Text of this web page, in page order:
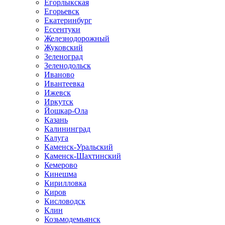
Егорлыкская
Егорьевск
Екатеринбург
Ессентуки
Железнодорожный
Жуковский
Зеленоград
Зеленодольск
Иваново
Ивантеевка
Ижевск
Иркутск
Йошкар-Ола
Казань
Калининград
Калуга
Каменск-Уральский
Каменск-Шахтинский
Кемерово
Кинешма
Кирилловка
Киров
Кисловодск
Клин
Козьмодемьянск